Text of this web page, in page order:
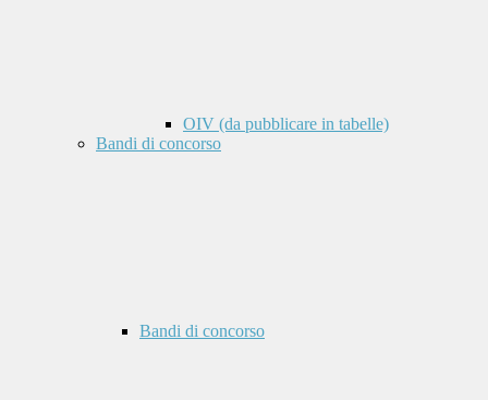
OIV (da pubblicare in tabelle)
Bandi di concorso
Bandi di concorso